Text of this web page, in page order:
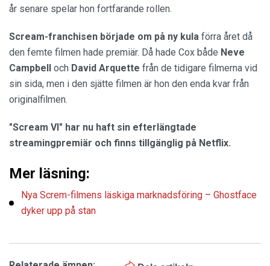
år senare spelar hon fortfarande rollen.
Scream-franchisen började om på ny kula förra året då
den femte filmen hade premiär. Då hade Cox både Neve
Campbell och David Arquette från de tidigare filmerna vid
sin sida, men i den sjätte filmen är hon den enda kvar från
originalfilmen.
"Scream VI" har nu haft sin efterlängtade
streamingpremiär och finns tillgänglig på Netflix.
Mer läsning:
Nya Screm-filmens läskiga marknadsföring – Ghostface
dyker upp på stan